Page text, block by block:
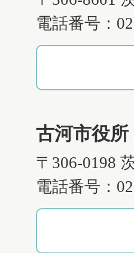
電話番号：
古河市役所
〒306-0198
電話番号：